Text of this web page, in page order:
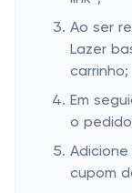
Ao ser
Lazer
carrinho;
Em
o
cupom